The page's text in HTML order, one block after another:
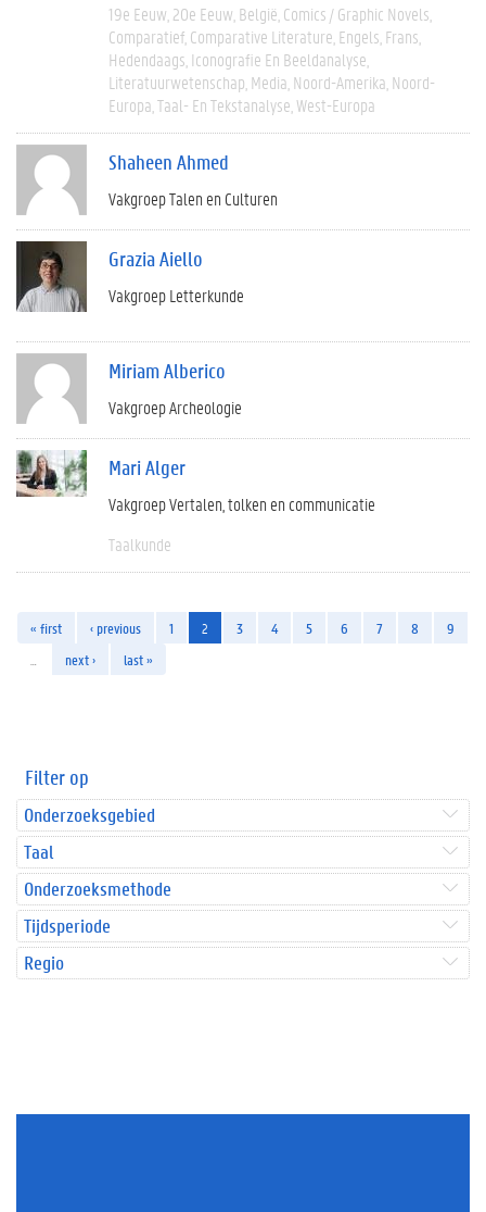
19e Eeuw 20e Eeuw België Comics / Graphic Novels
Comparatief Comparative Literature Engels Frans
Hedendaags Iconografie En Beeldanalyse
Literatuurwetenschap Media Noord-Amerika Noord-
Europa Taal- En Tekstanalyse West-Europa
Shaheen Ahmed
Vakgroep Talen en Culturen
Grazia Aiello
Vakgroep Letterkunde
Miriam Alberico
Vakgroep Archeologie
Mari Alger
Vakgroep Vertalen, tolken en communicatie
Taalkunde
« first ‹ previous 1 2 3 4 5 6 7 8
9
next › last »
Filter op
Onderzoeksgebied
Taal
Onderzoeksmethode
Tijdsperiode
Regio